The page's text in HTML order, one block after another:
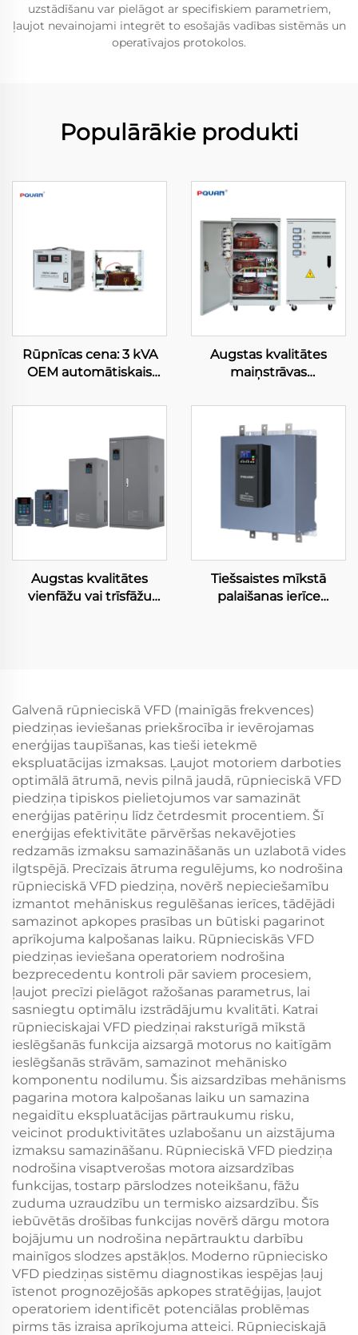
uzstādīšanu var pielāgot ar specifiskiem parametriem,
ļaujot nevainojami integrēt to esošajās vadības sistēmās un
operatīvajos protokolos.
Populārākie produkti
Rūpnīcas cena: 3 kVA
OEM automātiskais
3 va, 220 V/110 V,
AVR ar servomotoru
vadību
Augstas kvalitātes
maiņstrāvas
sprieguma
regulatori/stabilizatori
Tns/SVC, 20 kVA, 380 V,
servomotoru vadības
Augstas kvalitātes
vienfāžu vai trīsfāžu
maiņstrāvas motoram
un kompresoram
Tiešsaistes mīkstā
palaišanas ierīce
Galvenā rūpnieciskā VFD (mainīgās frekvences)
piedziņas ieviešanas priekšrocība ir ievērojamas
enerģijas taupīšanas, kas tieši ietekmē
ekspluatācijas izmaksas. Ļaujot motoriem darboties
optimālā ātrumā, nevis pilnā jaudā, rūpnieciskā VFD
piedziņa tipiskos pielietojumos var samazināt
enerģijas patēriņu līdz četrdesmit procentiem. Šī
enerģijas efektivitāte pārvēršas nekavējoties
redzamās izmaksu samazināšanās un uzlabotā vides
ilgtspējā. Precīzais ātruma regulējums, ko nodrošina
rūpnieciskā VFD piedziņa, novērš nepieciešamību
izmantot mehāniskus regulēšanas ierīces, tādējādi
samazinot apkopes prasības un būtiski pagarinot
aprīkojuma kalpošanas laiku. Rūpnieciskās VFD
piedziņas ieviešana operatoriem nodrošina
bezprecedentu kontroli pār saviem procesiem,
ļaujot precīzi pielāgot ražošanas parametrus, lai
sasniegtu optimālu izstrādājumu kvalitāti. Katrai
rūpnieciskajai VFD piedziņai raksturīgā mīkstā
ieslēgšanās funkcija aizsargā motorus no kaitīgām
ieslēgšanās strāvām, samazinot mehānisko
komponentu nodilumu. Šis aizsardzības mehānisms
pagarina motora kalpošanas laiku un samazina
negaidītu ekspluatācijas pārtraukumu risku,
veicinot produktivitātes uzlabošanu un aizstājuma
izmaksu samazināšanu. Rūpnieciskā VFD piedziņa
nodrošina visaptverošas motora aizsardzības
funkcijas, tostarp pārslodzes noteikšanu, fāžu
zuduma uzraudzību un termisko aizsardzību. Šīs
iebūvētās drošības funkcijas novērš dārgu motora
bojājumu un nodrošina nepārtrauktu darbību
mainīgos slodzes apstākļos. Moderno rūpniecisko
VFD piedziņas sistēmu diagnostikas iespējas ļauj
īstenot prognozējošās apkopes stratēģijas, ļaujot
operatoriem identificēt potenciālas problēmas
pirms tās izraisa aprīkojuma atteici. Rūpnieciskajā